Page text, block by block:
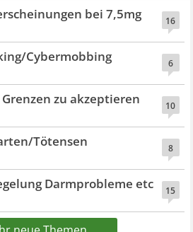
16
bei 7,5mg
6
Cybermobbing
10
zu akzeptieren
8
Tötensen
15
Darmprobleme etc